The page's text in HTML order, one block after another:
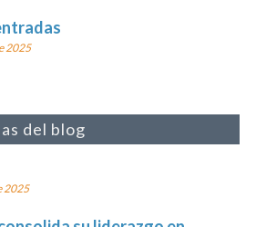
2025
del blog
2025